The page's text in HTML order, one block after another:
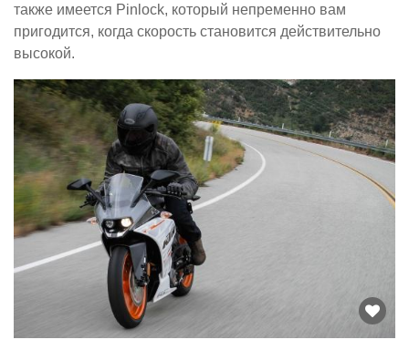
также имеется Pinlock, который непременно вам
пригодится, когда скорость становится действительно
высокой.